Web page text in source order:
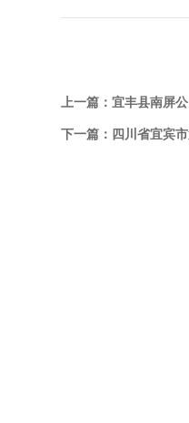
上一篇：宜丰县南屏
下一篇： 四川省宜宾